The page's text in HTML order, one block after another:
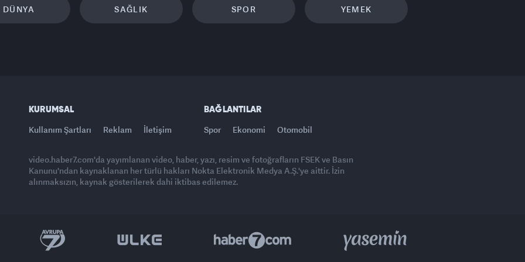
DÜNYA SAĞLIK SPOR YEMEK
KURUMSAL
Kullanım Şartları Reklam İletişim
BAĞLANTILAR
Spor Ekonomi Otomobil
video.haber7.com'da yayımlanan video, haber, yazı, resim ve fotoğrafların FSEK ve Basın
Kanunu'ndan kaynaklanan her türlü hakları Nokta Elektronik Medya A.Ş.'ye aittir. İzin
alınmaksızın, kaynak gösterilerek dahi iktibas edilemez.